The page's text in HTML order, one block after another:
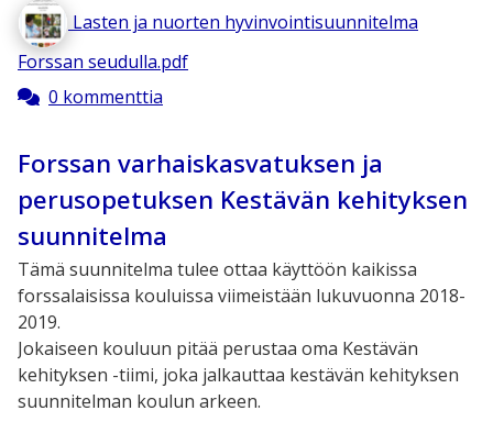
Lasten ja nuorten hyvinvointisuunnitelma
Forssan seudulla.pdf
0 kommenttia
Forssan varhaiskasvatuksen ja
perusopetuksen Kestävän kehityksen
suunnitelma
Tämä suunnitelma tulee ottaa käyttöön kaikissa
forssalaisissa kouluissa viimeistään lukuvuonna 2018-
2019.
Jokaiseen kouluun pitää perustaa oma Kestävän
kehityksen -tiimi, joka jalkauttaa kestävän kehityksen
suunnitelman koulun arkeen.